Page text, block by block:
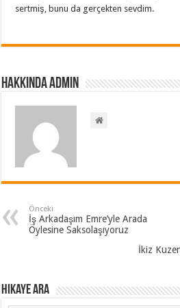
sertmiş, bunu da gerçekten sevdim.
Hakkında admin
Önceki
İş Arkadaşım Emre’yle Arada
Öylesine Saksolaşıyoruz
İkiz
Hikaye ARA